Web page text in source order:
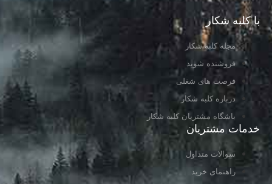
با کلبه شکار
مجله کلبه شکار
فروشنده شوید
فرصت های شغلی
درباره کلبه شکار
باشگاه مشتریان کلبه شکار
خدمات مشتریان
سوالات متداول
راهنمای خرید